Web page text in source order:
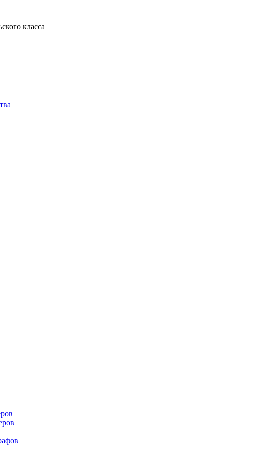
класса